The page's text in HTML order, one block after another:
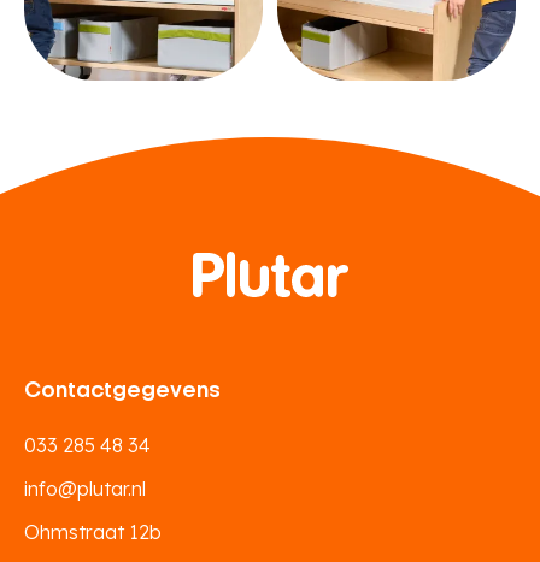
Contactgegevens
033 285 48 34
info@plutar.nl
Ohmstraat 12b